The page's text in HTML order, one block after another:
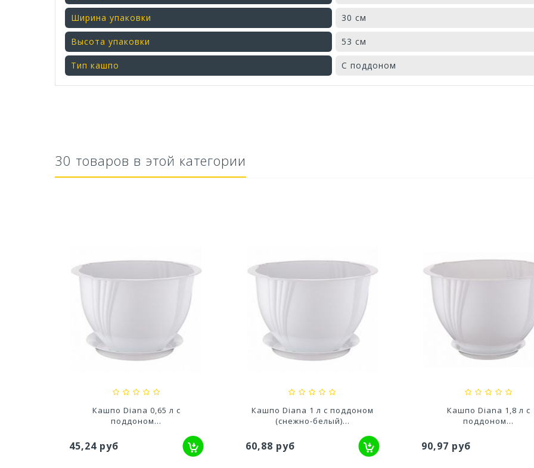
Ширина упаковки 30 см
Высота упаковки 53 см
Тип кашпо С поддоном
Ускоритель компоста 60гр
79,80 руб
Средство для септического
резервуара и для...
627,20 руб
Средство для выгребных
527,80 руб
30 товаров в этой категории
Кашпо Diana 0,65 л с
поддоном...
45,24 руб
Кашпо Diana 1 л с поддоном
(снежно-белый)...
60,88 руб
Кашпо Diana 1,8 л с
поддоном...
90,97 руб